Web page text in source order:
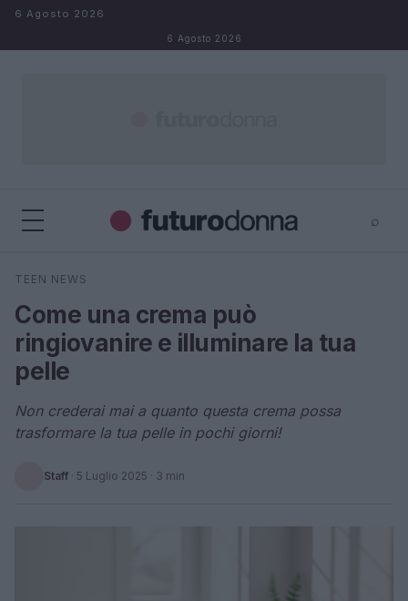
Salta al contenuto
6 Agosto 2026
6 Agosto 2026
⌕
Cerca
TEEN NEWS
Come una crema può
ringiovanire e illuminare la tua
pelle
Non crederai mai a quanto questa crema possa
trasformare la tua pelle in pochi giorni!
Staff · 5 Luglio 2025 · 3 min